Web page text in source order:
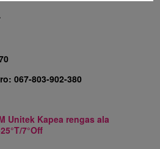
067-803-902-380
Unitek Kapea rengas ala
7°Off